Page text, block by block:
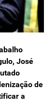
José
de
a